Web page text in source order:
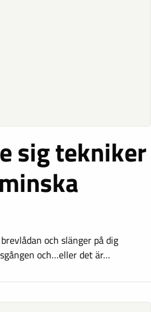
sig tekniker
och slänger på dig
och…eller det är…